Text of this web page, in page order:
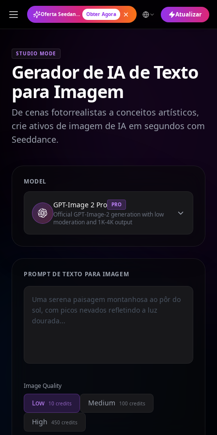
Oferta Seedance 2.0: Plano Anual com 50% de Desconto Obter Agora Atualizar
STUDIO MODE
Gerador de IA de Texto
para Imagem
De cenas fotorrealistas a conceitos artísticos,
crie ativos de imagem de IA em segundos com
Seeddance.
MODEL
GPT-Image 2 Pro PRO
Official GPT-Image-2 generation with low
moderation and 1K-4K output
PROMPT DE TEXTO PARA IMAGEM
Image Quality
Low 10 credits Medium 100 credits
High 450 credits